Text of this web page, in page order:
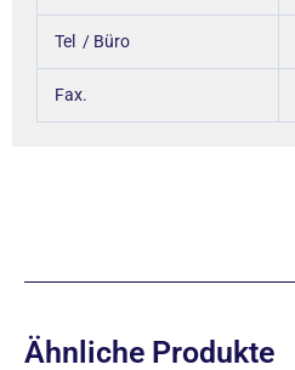
Tel / Büro
Fax.
Ähnliche Produkte